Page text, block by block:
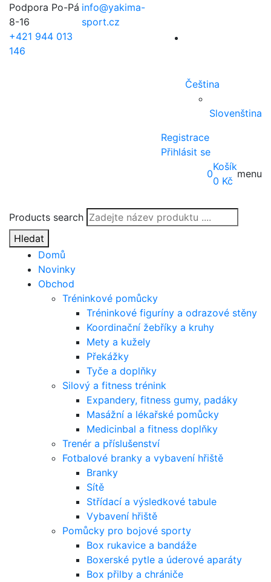
Podpora Po-Pá
8-16
+421 944 013
146
info@yakima-
sport.cz
Čeština
Slovenština
Registrace
Přihlásit se
Products search
Hledat
0
Košík
0 Kč
menu
Domů
Novinky
Obchod
Tréninkové pomůcky
Tréninkové figuríny a odrazové stěny
Koordinační žebříky a kruhy
Mety a kužely
Překážky
Tyče a doplňky
Silový a fitness trénink
Expandery, fitness gumy, padáky
Masážní a lékařské pomůcky
Medicinbal a fitness doplňky
Trenér a příslušenství
Fotbalové branky a vybavení hřiště
Branky
Sítě
Střídací a výsledkové tabule
Vybavení hřiště
Pomůcky pro bojové sporty
Box rukavice a bandáže
Boxerské pytle a úderové aparáty
Box přilby a chrániče